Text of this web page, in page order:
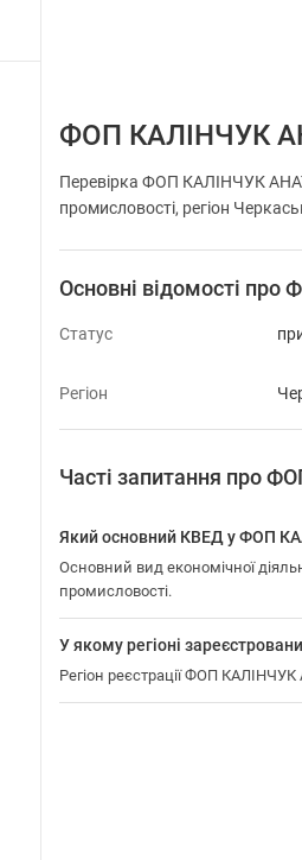
ФОП КАЛІНЧУК
Перевірка ФОП КАЛІНЧУК
промисловості, регіон
Основні відомості про
Статус
Регіон
Часті запитання про
Який основний КВЕД у ФОП
Основний вид економічної
промисловості.
У якому регіоні
Регіон реєстрації ФОП